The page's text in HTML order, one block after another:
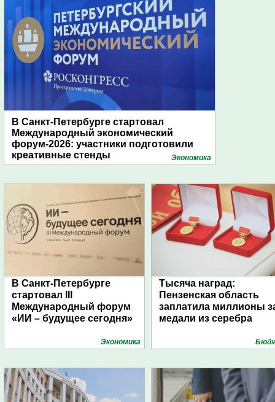
В Санкт-Петербурге стартовал
Международный экономический
форум-2026: участники подготовили
креативные стенды
Экономика
В Санкт-Петербурге
стартовал III
Международный форум
«ИИ – будущее сегодня»
Экономика
Тысяча наград:
Пензенская область
заплатила миллионы
медали из серебра